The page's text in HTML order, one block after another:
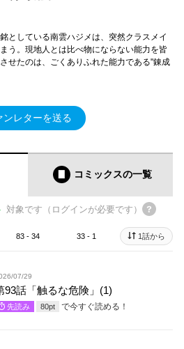
としている南雲ハジメは、突然クラスメイ
う。現地人とは比べ物にならない能力を皆
せたのは、ごくありふれた能力である"錬成
ンレターを送る
コミックスの一覧
対象です（ログインが必要です）
83 - 34 33 - 1 1話から
07/29
93話「触るな危険」(1)
先読み 80pt で今すぐ読める！